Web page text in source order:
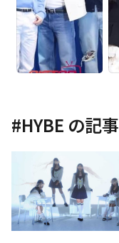
#HYBE の記事